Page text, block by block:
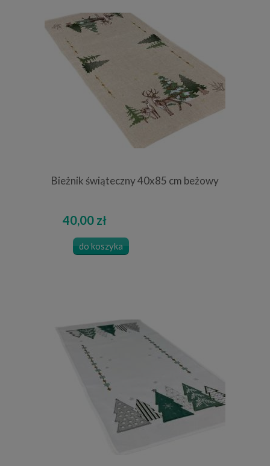
Bieżnik świąteczny 40x85 cm beżowy
40,00 zł
do koszyka